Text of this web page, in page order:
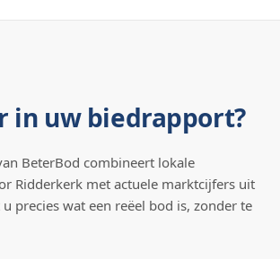
in uw biedrapport?
BeterBod combineert lokale
Ridderkerk met actuele marktcijfers uit
precies wat een reëel bod is, zonder te